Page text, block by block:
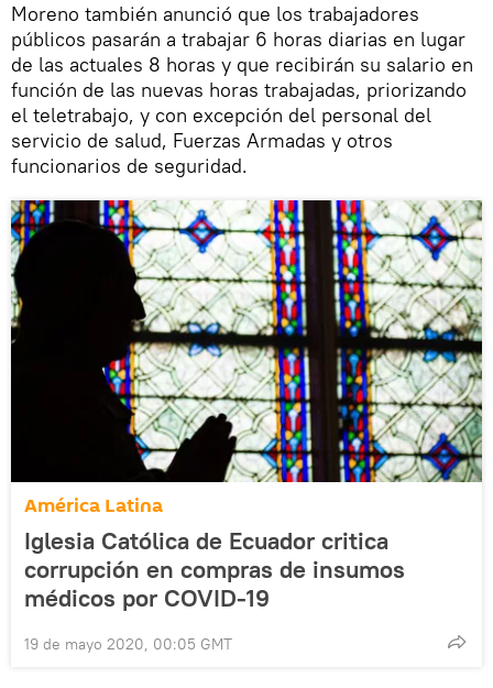
Moreno también anunció que los trabajadores
públicos pasarán a trabajar 6 horas diarias en lugar
de las actuales 8 horas y que recibirán su salario en
función de las nuevas horas trabajadas, priorizando
el teletrabajo, y con excepción del personal del
servicio de salud, Fuerzas Armadas y otros
funcionarios de seguridad.
América Latina
Iglesia Católica de Ecuador critica
corrupción en compras de insumos
médicos por COVID-19
19 de mayo 2020, 00:05 GMT